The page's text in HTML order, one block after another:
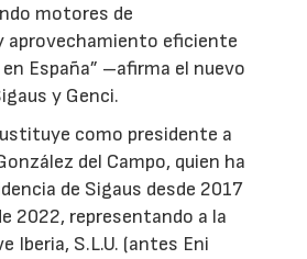
motores de
aprovechamiento eficiente
España” –afirma el nuevo
y Genci.
como presidente a
del Campo, quien ha
de Sigaus desde 2017
2022, representando a la
Iberia, S.L.U. (antes Eni